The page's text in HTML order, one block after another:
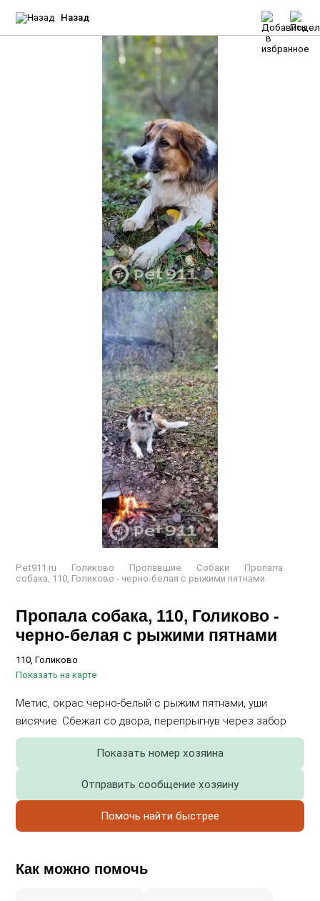
Назад
Pet911.ru Голиково Пропавшие Собаки
Пропала
собака, 110, Голиково - черно-белая с рыжими пятнами
Пропала собака, 110, Голиково -
черно-белая с рыжими пятнами
110, Голиково
Показать на карте
Метис, окрас черно-белый с рыжим пятнами, уши
висячие. Сбежал со двора, перепрыгнув через забор
Показать номер хозяина
Отправить сообщение хозяину
Помочь найти быстрее
Как можно помочь